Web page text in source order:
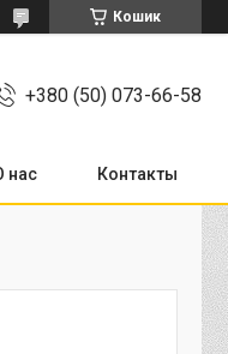
Кошик
+380 (50) 073-66-58
нас Контакты